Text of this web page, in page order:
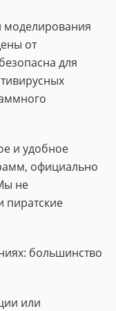
моделирования
от
для
и удобное
официально
не
пиратские
большинство
или